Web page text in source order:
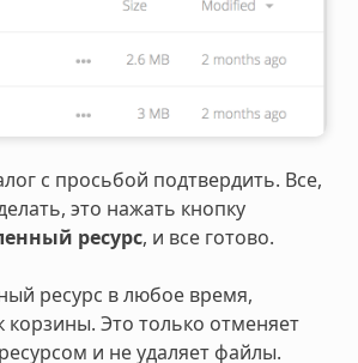
с просьбой подтвердить. Все,
это нажать кнопку
ресурс, и все готово.
ресурс в любое время,
корзины. Это только отменяет
и не удаляет файлы.